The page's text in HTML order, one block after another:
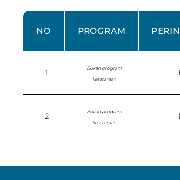
NO PROGRAM
1
Bukan program
kesetaraan
2
Bukan program
kesetaraan